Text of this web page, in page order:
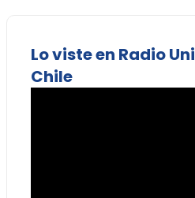
Lo viste en Radio
Chile